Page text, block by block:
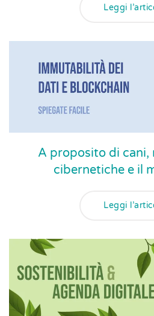
Leggi
A proposito di cani,
cibernetiche e il
Leggi